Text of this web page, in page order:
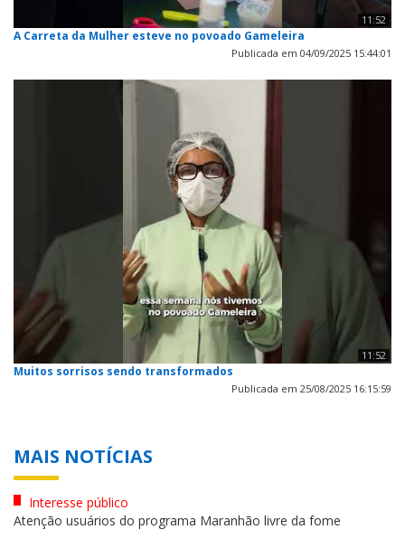
11:52
A Carreta da Mulher esteve no povoado Gameleira
Publicada em 04/09/2025 15:44:01
11:52
Muitos sorrisos sendo transformados
Publicada em 25/08/2025 16:15:59
MAIS NOTÍCIAS
Interesse público
Atenção usuários do programa Maranhão livre da fome